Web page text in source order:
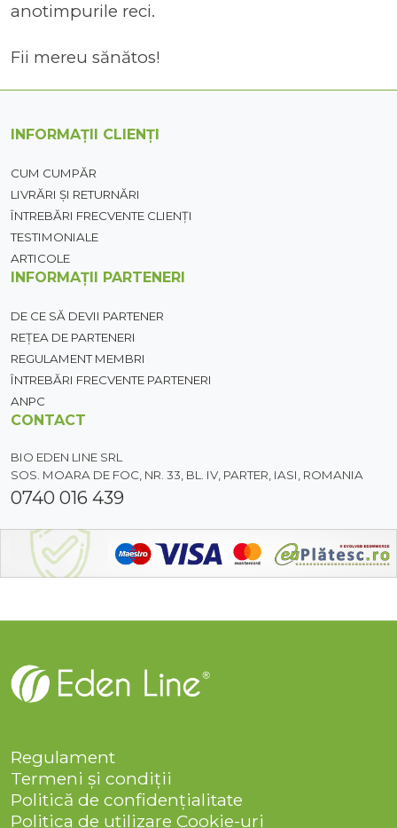
anotimpurile reci.
Fii mereu sănătos!
INFORMAȚII CLIENȚI
CUM CUMPĂR
LIVRĂRI ȘI RETURNĂRI
ÎNTREBĂRI FRECVENTE CLIENȚI
TESTIMONIALE
ARTICOLE
INFORMAȚII PARTENERI
DE CE SĂ DEVII PARTENER
REȚEA DE PARTENERI
REGULAMENT MEMBRI
ÎNTREBĂRI FRECVENTE PARTENERI
ANPC
CONTACT
BIO EDEN LINE SRL
SOS. MOARA DE FOC, NR. 33, BL. IV, PARTER, IASI, ROMANIA
0740 016 439
Regulament
Termeni și condiții
Politică de confidențialitate
Politica de utilizare Cookie-uri